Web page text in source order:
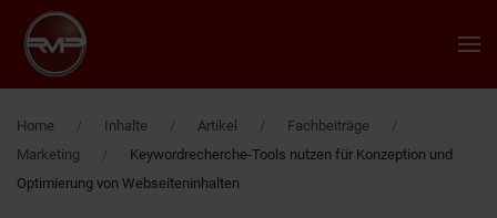
Zum Hauptinhalt springen
Home Inhalte Artikel
Fachbeiträge
Marketing
Keywordrecherche-Tools nutzen für Konzeption und
Optimierung von Webseiteninhalten